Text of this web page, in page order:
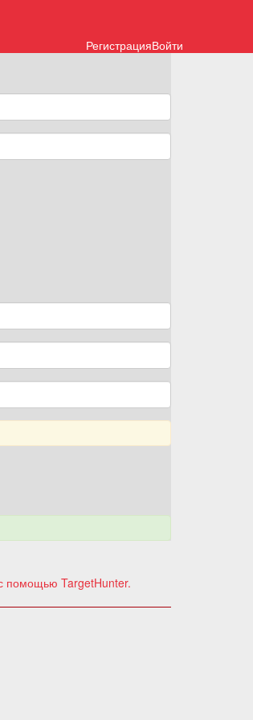
Войти
Регистрация
помощью TargetHunter.